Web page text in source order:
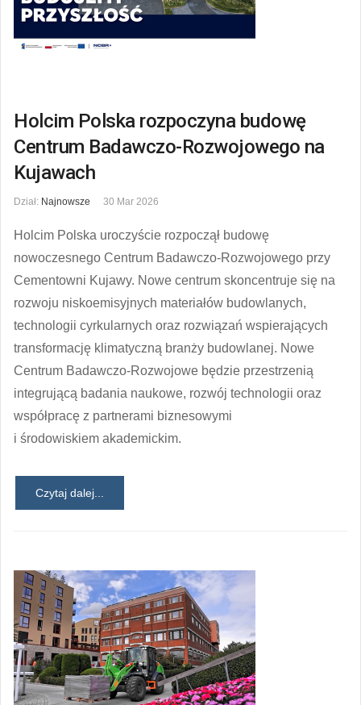
Holcim Polska rozpoczyna budowę
Centrum Badawczo-Rozwojowego na
Kujawach
Dział: Najnowsze 30 Mar 2026
Holcim Polska uroczyście rozpoczął budowę
nowoczesnego Centrum Badawczo-Rozwojowego przy
Cementowni Kujawy. Nowe centrum skoncentruje się na
rozwoju niskoemisyjnych materiałów budowlanych,
technologii cyrkularnych oraz rozwiązań wspierających
transformację klimatyczną branży budowlanej. Nowe
Centrum Badawczo-Rozwojowe będzie przestrzenią
integrującą badania naukowe, rozwój technologii oraz
współpracę z partnerami biznesowymi
i środowiskiem akademickim.
Czytaj dalej...